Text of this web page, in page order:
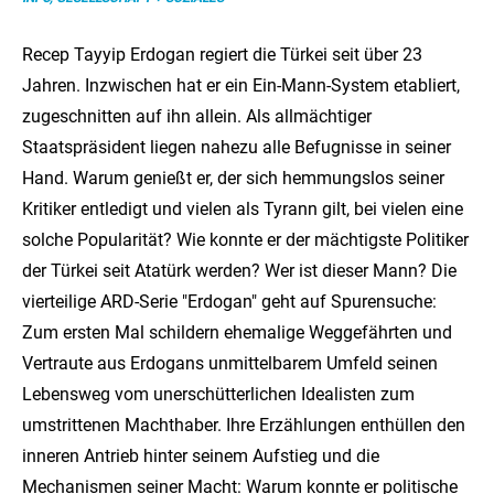
Recep Tayyip Erdogan regiert die Türkei seit über 23
Jahren. Inzwischen hat er ein Ein-Mann-System etabliert,
zugeschnitten auf ihn allein. Als allmächtiger
Staatspräsident liegen nahezu alle Befugnisse in seiner
Hand. Warum genießt er, der sich hemmungslos seiner
Kritiker entledigt und vielen als Tyrann gilt, bei vielen eine
solche Popularität? Wie konnte er der mächtigste Politiker
der Türkei seit Atatürk werden? Wer ist dieser Mann? Die
vierteilige ARD-Serie "Erdogan" geht auf Spurensuche:
Zum ersten Mal schildern ehemalige Weggefährten und
Vertraute aus Erdogans unmittelbarem Umfeld seinen
Lebensweg vom unerschütterlichen Idealisten zum
umstrittenen Machthaber. Ihre Erzählungen enthüllen den
inneren Antrieb hinter seinem Aufstieg und die
Mechanismen seiner Macht: Warum konnte er politische